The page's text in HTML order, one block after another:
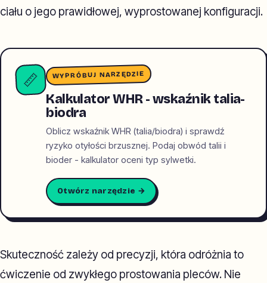
ciału o jego prawidłowej, wyprostowanej konfiguracji.
📏 WYPRÓBUJ NARZĘDZIE
Kalkulator WHR - wskaźnik talia-
biodra
Oblicz wskaźnik WHR (talia/biodra) i sprawdź
ryzyko otyłości brzusznej. Podaj obwód talii i
bioder - kalkulator oceni typ sylwetki.
Otwórz narzędzie →
Skuteczność zależy od precyzji, która odróżnia to
ćwiczenie od zwykłego prostowania pleców. Nie